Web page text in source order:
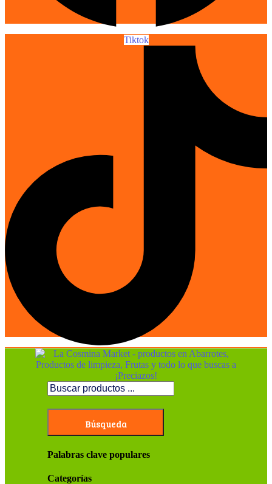
Tiktok
Búsqueda
Palabras clave populares
Categorías